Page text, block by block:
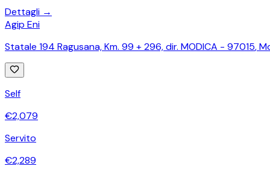
Dettagli →
Agip Eni
Statale 194 Ragusana, Km. 99 + 296, dir. MODICA - 97015,
Self
€2,079
Servito
€2,289